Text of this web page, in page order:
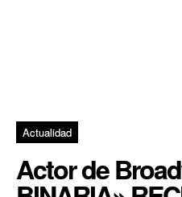
Actualidad
Actor de